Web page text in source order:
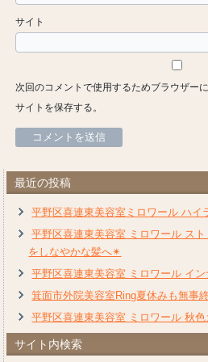
サイト
次回のコメントで使用するためブラウザー
サイトを保存する。
最近の投稿
平野区喜連東美容室ミロワール ハイ
平野区喜連東美容室 ミロワール ス
をしなやかな髪へ✴︎
平野区喜連東美容室 ミロワール イ
箕面市外院美容室Ring夏休みも無事
平野区喜連東美容室 ミロワール 秋
サイト内検索